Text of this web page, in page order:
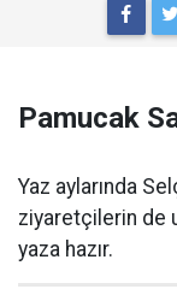
Pamucak
Yaz aylarında
ziyaretçilerin de
yaza hazır.